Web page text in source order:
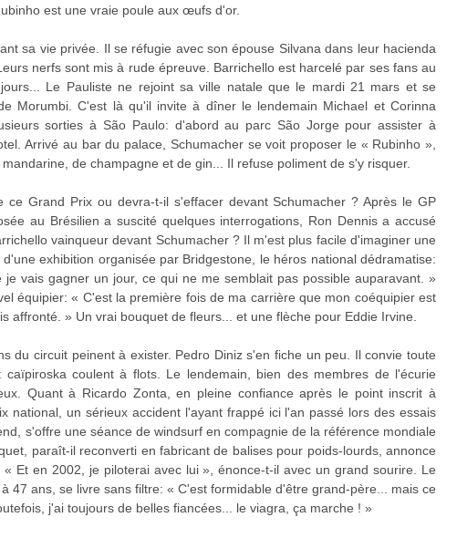
est une vraie poule aux œufs d'or.
sa vie privée. Il se réfugie avec son épouse Silvana dans leur hacienda
nerfs sont mis à rude épreuve. Barrichello est harcelé par ses fans au
Le Pauliste ne rejoint sa ville natale que le mardi 21 mars et se
Morumbi. C'est là qu'il invite à dîner le lendemain Michael et Corinna
sorties à São Paulo: d'abord au parc São Jorge pour assister à
Arrivé au bar du palace, Schumacher se voit proposer le « Rubinho »,
de champagne et de gin... Il refuse poliment de s'y risquer.
Grand Prix ou devra-t-il s'effacer devant Schumacher ? Après le GP
au Brésilien a suscité quelques interrogations, Ron Dennis a accusé
vainqueur devant Schumacher ? Il m'est plus facile d'imaginer une
exhibition organisée par Bridgestone, le héros national dédramatise:
vais gagner un jour, ce qui ne me semblait pas possible auparavant. »
équipier: « C'est la première fois de ma carrière que mon coéquipier est
affronté. » Un vrai bouquet de fleurs... et une flèche pour Eddie Irvine.
du circuit peinent à exister. Pedro Diniz s'en fiche un peu. Il convie toute
coulent à flots. Le lendemain, bien des membres de l'écurie
Quant à Ricardo Zonta, en pleine confiance après le point inscrit à
national, un sérieux accident l'ayant frappé ici l'an passé lors des essais
s'offre une séance de windsurf en compagnie de la référence mondiale
paraît-il reconverti en fabricant de balises pour poids-lourds, annonce
Et en 2002, je piloterai avec lui », énonce-t-il avec un grand sourire. Le
47 ans, se livre sans filtre: « C'est formidable d'être grand-père... mais ce
j'ai toujours de belles fiancées... le viagra, ça marche ! »